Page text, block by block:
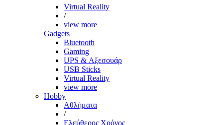
Virtual Reality
/
view more
Gadgets
Bluetooth
Gaming
UPS & Αξεσουάρ
USB Sticks
Virtual Reality
view more
Hobby
Αθλήματα
/
Ελεύθερος Χρόνος